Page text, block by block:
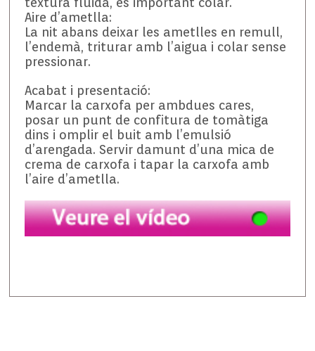
Aire d’ametlla:
La nit abans deixar les ametlles en remull,
l’endemà, triturar amb l’aigua i colar sense
pressionar.
Acabat i presentació:
Marcar la carxofa per ambdues cares,
posar un punt de confitura de tomàtiga
dins i omplir el buit amb l’emulsió
d’arengada. Servir damunt d’una mica de
crema de carxofa i tapar la carxofa amb
l’aire d’ametlla.